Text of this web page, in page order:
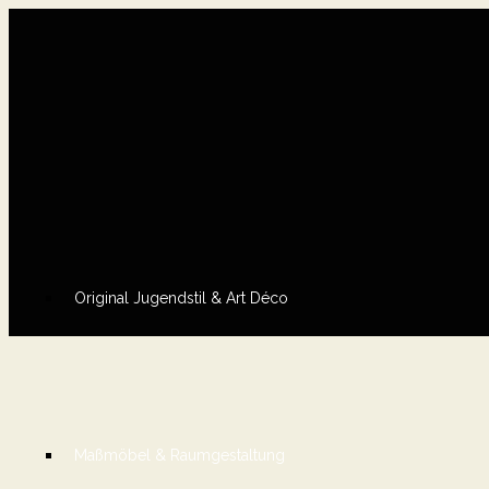
Original Jugendstil & Art Déco
Maßmöbel & Raumgestaltung